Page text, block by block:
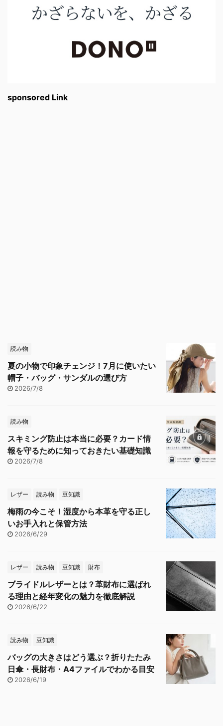
sponsored Link
読み物
夏の小物で印象チェンジ！7月に使いたい
帽子・バッグ・サンダルの選び方
2026/7/8
読み物
スキミング防止は本当に必要？カード情
報を守るために知っておきたい基礎知識
2026/7/8
レザー 読み物 豆知識
梅雨の今こそ！湿度から本革を守る正し
いお手入れと保管方法
2026/6/29
レザー 読み物 豆知識 財布
ブライドルレザーとは？革財布に選ばれ
る理由と経年変化の魅力を徹底解説
2026/6/22
読み物 豆知識
バッグの大きさはどう選ぶ？折りたたみ
日傘・長財布・A4ファイルでわかる目安
2026/6/19